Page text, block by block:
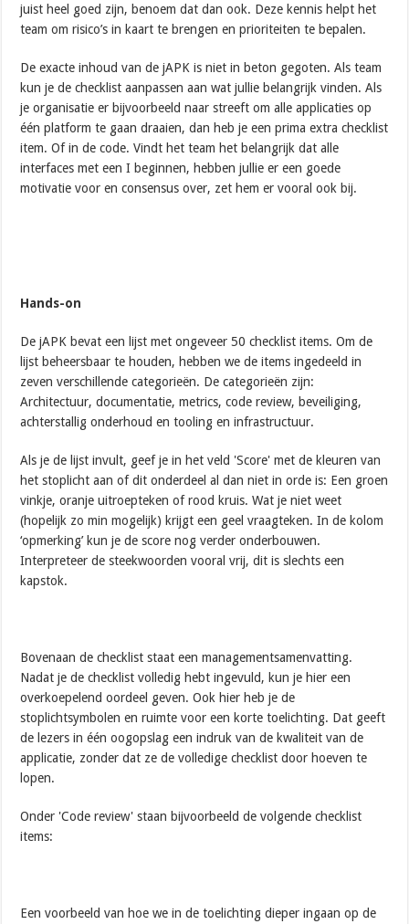
juist heel goed zijn, benoem dat dan ook. Deze kennis helpt het
team om risico’s in kaart te brengen en prioriteiten te bepalen.
De exacte inhoud van de jAPK is niet in beton gegoten. Als team
kun je de checklist aanpassen aan wat jullie belangrijk vinden. Als
je organisatie er bijvoorbeeld naar streeft om alle applicaties op
één platform te gaan draaien, dan heb je een prima extra checklist
item. Of in de code. Vindt het team het belangrijk dat alle
interfaces met een I beginnen, hebben jullie er een goede
motivatie voor en consensus over, zet hem er vooral ook bij.
Hands-on
De jAPK bevat een lijst met ongeveer 50 checklist items. Om de
lijst beheersbaar te houden, hebben we de items ingedeeld in
zeven verschillende categorieën. De categorieën zijn:
Architectuur, documentatie, metrics, code review, beveiliging,
achterstallig onderhoud en tooling en infrastructuur.
Als je de lijst invult, geef je in het veld 'Score' met de kleuren van
het stoplicht aan of dit onderdeel al dan niet in orde is: Een groen
vinkje, oranje uitroepteken of rood kruis. Wat je niet weet
(hopelijk zo min mogelijk) krijgt een geel vraagteken. In de kolom
‘opmerking’ kun je de score nog verder onderbouwen.
Interpreteer de steekwoorden vooral vrij, dit is slechts een
kapstok.
Bovenaan de checklist staat een managementsamenvatting.
Nadat je de checklist volledig hebt ingevuld, kun je hier een
overkoepelend oordeel geven. Ook hier heb je de
stoplichtsymbolen en ruimte voor een korte toelichting. Dat geeft
de lezers in één oogopslag een indruk van de kwaliteit van de
applicatie, zonder dat ze de volledige checklist door hoeven te
lopen.
Onder 'Code review' staan bijvoorbeeld de volgende checklist
items:
Een voorbeeld van hoe we in de toelichting dieper ingaan op de